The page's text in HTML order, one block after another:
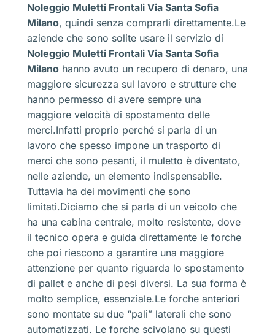
Noleggio Muletti Frontali Via Santa Sofia
Milano, quindi senza comprarli direttamente.Le
aziende che sono solite usare il servizio di
Noleggio Muletti Frontali Via Santa Sofia
Milano hanno avuto un recupero di denaro, una
maggiore sicurezza sul lavoro e strutture che
hanno permesso di avere sempre una
maggiore velocità di spostamento delle
merci.Infatti proprio perché si parla di un
lavoro che spesso impone un trasporto di
merci che sono pesanti, il muletto è diventato,
nelle aziende, un elemento indispensabile.
Tuttavia ha dei movimenti che sono
limitati.Diciamo che si parla di un veicolo che
ha una cabina centrale, molto resistente, dove
il tecnico opera e guida direttamente le forche
che poi riescono a garantire una maggiore
attenzione per quanto riguarda lo spostamento
di pallet e anche di pesi diversi. La sua forma è
molto semplice, essenziale.Le forche anteriori
sono montate su due “pali” laterali che sono
automatizzati. Le forche scivolano su questi